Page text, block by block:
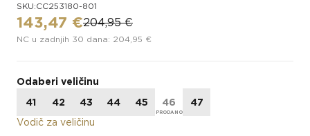
SKU:CC253180-801
143,47 €204,95 €
NC u zadnjih 30 dana: 204,95 €
Odaberi veličinu
41
42 43 44 45 46
47
Vodič za veličinu